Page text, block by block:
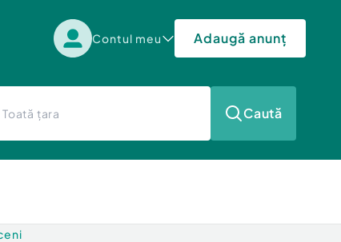
Contul meu Adaugă anunț
Caută